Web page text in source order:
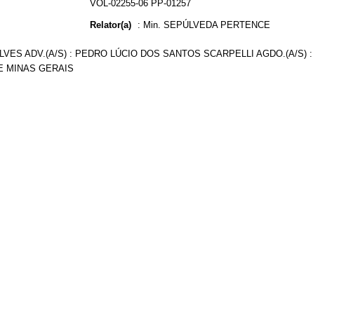
VOL-02255-06 PP-01257
Relator(a) : Min. SEPÚLVEDA PERTENCE
ADV.(A/S) : PEDRO LÚCIO DOS SANTOS SCARPELLI AGDO.(A/S) :
MINAS GERAIS